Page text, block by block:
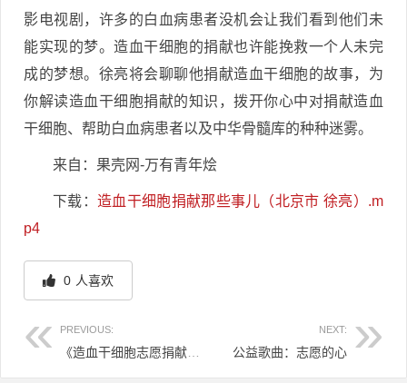
影电视剧，许多的白血病患者没机会让我们看到他们未
能实现的梦。造血干细胞的捐献也许能挽救一个人未完
成的梦想。徐亮将会聊聊他捐献造血干细胞的故事，为
你解读造血干细胞捐献的知识，拨开你心中对捐献造血
干细胞、帮助白血病患者以及中华骨髓库的种种迷雾。
来自：果壳网-万有青年烩
下载： 造血干细胞捐献那些事儿（北京市 徐亮）.m
p4
0 人喜欢
PREVIOUS: NEXT:
公益歌曲：志愿的心
文章导航